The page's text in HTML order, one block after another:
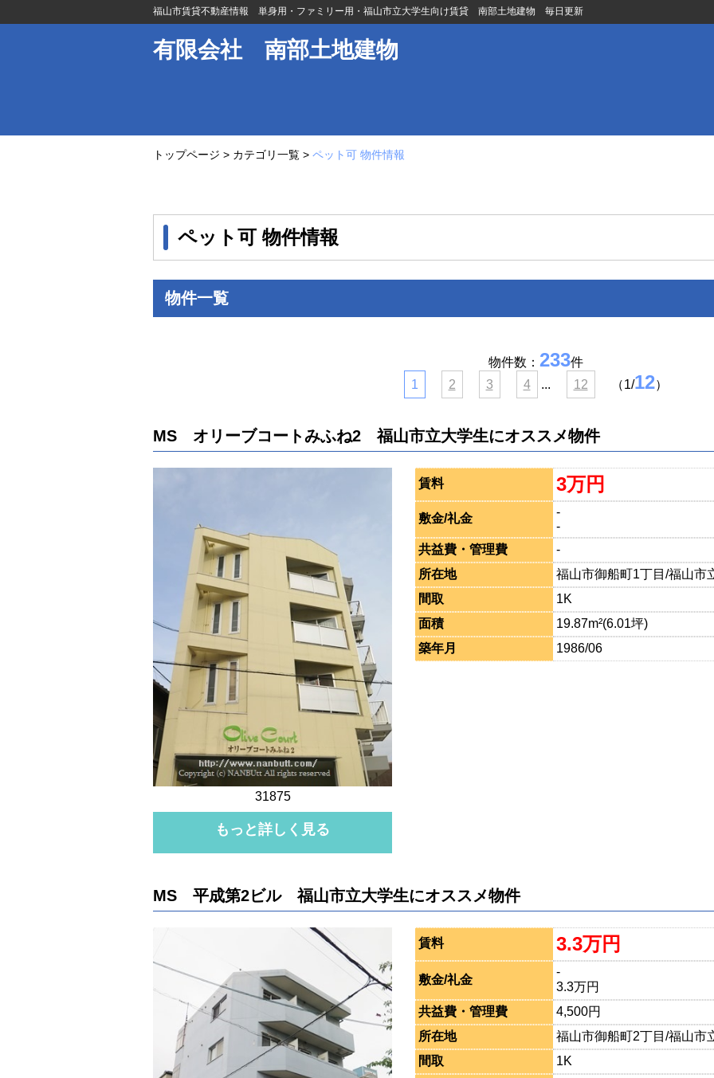
福山市賃貸不動産情報 単身用・ファミリー用・福山市立大学生向け賃貸 南部土地建物 毎日更新
有限会社 南部土地建物
トップページ > カテゴリ一覧 > ペット可 物件情報
ペット可 物件情報
物件一覧
物件数： 233件
1
2 3 4 ... 12 （1/12）
MS オリーブコートみふね2 福山市立大学生にオススメ物件
31875
もっと詳しく見る
賃料 3万円
敷金/礼金
-
-
共益費・管理費
-
所在地
福山市御船町1丁目/福山市
間取
1K
面積
19.87m²(6.01坪)
築年月
1986/06
MS 平成第2ビル 福山市立大学生にオススメ物件
賃料 3.3万円
敷金/礼金
-
3.3万円
共益費・管理費
4,500円
所在地
福山市御船町2丁目/福山市
間取
1K